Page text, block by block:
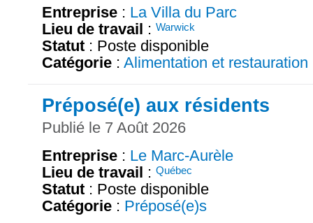
Entreprise : La Villa du Parc
Lieu de travail : Warwick
Statut : Poste disponible
Catégorie : Alimentation et restauration
Préposé(e) aux résidents
Publié le 7 Août 2026
Entreprise : Le Marc-Aurèle
Lieu de travail : Québec
Statut : Poste disponible
Catégorie : Préposé(e)s